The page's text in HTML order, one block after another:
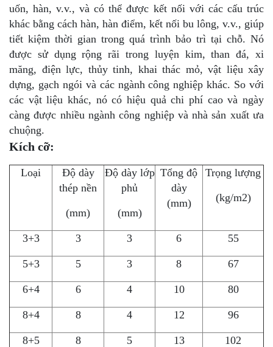
uốn, hàn, v.v., và có thể được kết nối với các cấu trúc
khác bằng cách hàn, hàn điểm, kết nối bu lông, v.v., giúp
tiết kiệm thời gian trong quá trình bảo trì tại chỗ. Nó
được sử dụng rộng rãi trong luyện kim, than đá, xi
măng, điện lực, thủy tinh, khai thác mỏ, vật liệu xây
dựng, gạch ngói và các ngành công nghiệp khác. So với
các vật liệu khác, nó có hiệu quả chi phí cao và ngày
càng được nhiều ngành công nghiệp và nhà sản xuất ưa
chuộng.
Kích cỡ:
Loại
Độ dày
thép nền
(mm)
Độ dày lớp
phủ
(mm)
Tổng độ
dày
(mm)
Trọng lượng
(kg/m2)
3+3 3 3 6 55
5+3 5 3 8 67
6+4 6 4 10 80
8+4 8 4 12 96
8+5 8 5 13 102